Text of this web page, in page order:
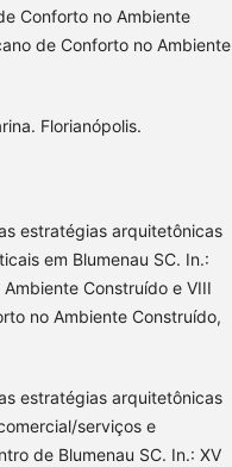
Conforto no Ambiente
de Conforto no Ambiente
Florianópolis.
estratégias arquitetônicas
em Blumenau SC. In.:
Construído e VIII
no Ambiente Construído,
estratégias arquitetônicas
serviços e
de Blumenau SC. In.: XV